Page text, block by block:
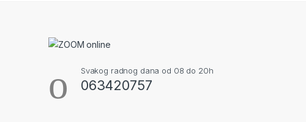
Svakog radnog dana od 08 do 20h
063420757